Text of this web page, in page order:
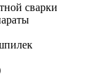
сварки